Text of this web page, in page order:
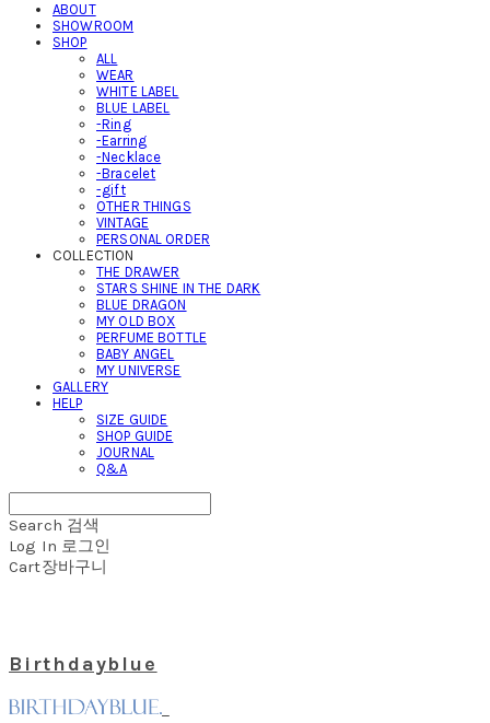
ABOUT
SHOWROOM
SHOP
ALL
WEAR
WHITE LABEL
BLUE LABEL
-Ring
-Earring
-Necklace
-Bracelet
-gift
OTHER THINGS
VINTAGE
PERSONAL ORDER
COLLECTION
THE DRAWER
STARS SHINE IN THE DARK
BLUE DRAGON
MY OLD BOX
PERFUME BOTTLE
BABY ANGEL
MY UNIVERSE
GALLERY
HELP
SIZE GUIDE
SHOP GUIDE
JOURNAL
Q&A
Search 검색
Log In 로그인
Cart장바구니
Birthdayblue